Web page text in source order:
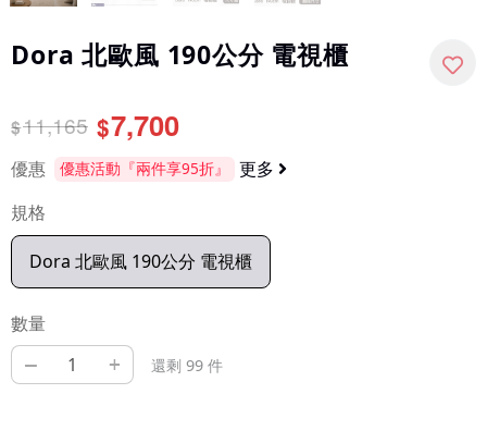
Dora 北歐風 190公分 電視櫃
$11,165 $7,700
優惠 優惠活動『兩件享95折』
更多
規格
Dora 北歐風 190公分 電視櫃
數量
– + 還剩 99 件